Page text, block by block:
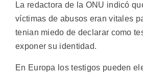
La redactora de la ONU indicó
víctimas de abusos eran vitales
tenian miedo de declarar como
exponer su identidad.
En Europa los testigos pueden